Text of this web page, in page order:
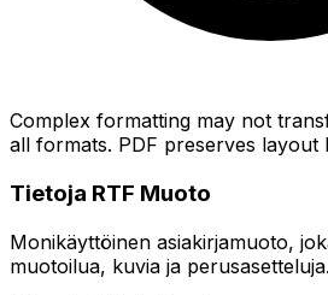
Complex formatting may not
all formats. PDF preserves layout
Tietoja RTF Muoto
Monikäyttöinen asiakirjamuoto,
muotoilua, kuvia ja perusasetteluja.